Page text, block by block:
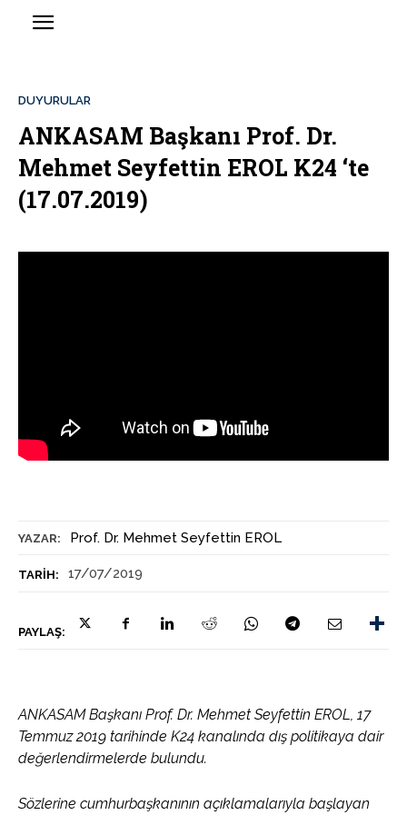
YAZAR: Prof. Dr. Mehmet Seyfettin EROL
TARIH: 17/07/2019
PAYLAŞ:
DUYURULAR
ANKASAM Başkanı Prof. Dr.
Mehmet Seyfettin EROL K24 ‘te
(17.07.2019)
ANKASAM Başkanı Prof. Dr. Mehmet Seyfettin EROL, 17
Temmuz 2019 tarihinde K24 kanalında dış politikaya dair
değerlendirmelerde bulundu.
Sözlerine cumhurbaşkanının açıklamalarıyla başlayan